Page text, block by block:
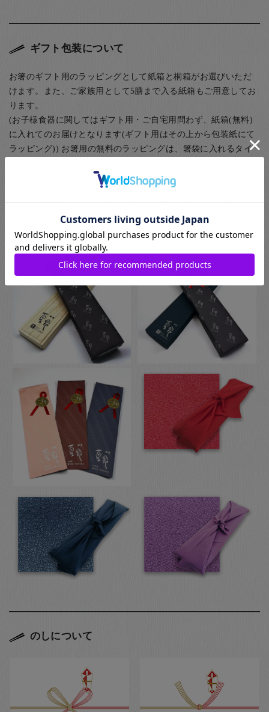
ギフト包装について
お箸のギフト用のラッピングとして紙箱と桐箱がお選びいただ
けます。また、ご家族用として5膳まで入る紙箱もご用意してお
ります。
(お子様食器に関してはギフト用・ご自宅用問わず、紙箱(無料)
に入れてのお届けとなります(ギフト用はその上から包装紙にて
ラッピング)) お箸用の無料のラッピングは、箸袋に入れるタイ
お箸用のギフトボックスをご注文いただいた方は、￥440-(税別)
でさらに風呂敷でのラッピングもご指定いただけます。日本の
伝統的な贈り物のスタイルで、お箸のプレゼントにぴったりな
包装です。
のしについて